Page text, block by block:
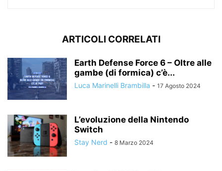
ARTICOLI CORRELATI
Earth Defense Force 6 – Oltre alle
gambe (di formica) c’è...
Luca Marinelli Brambilla - 17 Agosto 2024
L’evoluzione della Nintendo
Switch
Stay Nerd - 8 Marzo 2024